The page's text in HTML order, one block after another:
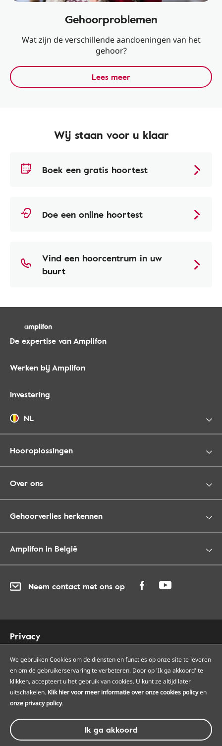
Gehoorproblemen
Wat zijn de verschillende aandoeningen van het
gehoor?
Lees meer
Wij staan voor u klaar
Boek een gratis hoortest
Doe een online hoortest
Vind een hoorcentrum in uw
buurt
De expertise van Amplifon
Werken bij Amplifon
Investering
NL
Hooroplossingen
Over ons
Gehoorverlies herkennen
Amplifon in België
Neem contact met ons op
Privacy
Cookies
Toegankelijkheid
Sitemap
Onze Amplifon hoorcentra
Onze servicepunten
© Amplifon, 2026 - BTW BE0418975266
We gebruiken Cookies om de diensten en functies op onze site te leveren
en om de gebruikerservaring te verbeteren. Door op 'Ik ga akkoord' te
klikken, accepteert u het gebruik van cookies. U kunt ze altijd later
uitschakelen. Klik hier voor meer informatie over onze cookies policyen
onze privacy policy.
Ik ga akkoord